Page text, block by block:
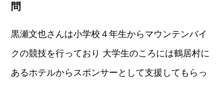
問
黒瀬文也さんは小学校４年生からマウンテンバイ
クの競技を行っており 大学生のころには鶴居村に
あるホテルからスポンサーとして支援してもらっ